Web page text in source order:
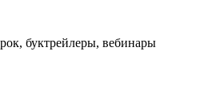
буктрейлеры, вебинары